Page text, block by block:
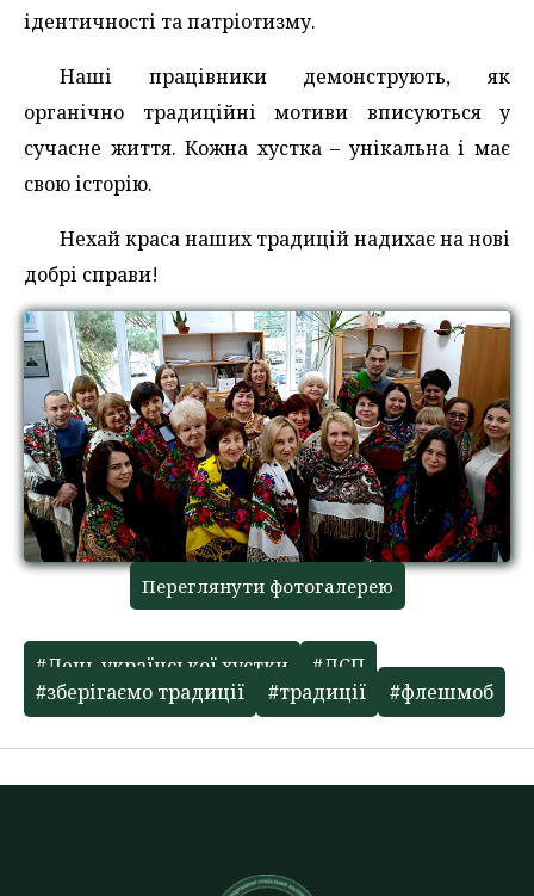
ідентичності та патріотизму.
Наші працівники демонструють, як
органічно традиційні мотиви вписуються у
сучасне життя. Кожна хустка – унікальна і має
свою історію.
Нехай краса наших традицій надихає на нові
добрі справи!
Переглянути фотогалерею
#День української хустки
#ДСП
#зберігаємо традиції
#традиції #флешмоб